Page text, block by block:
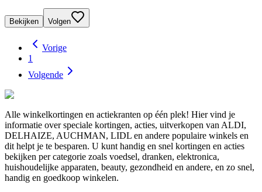
Bekijken Volgen
Vorige
1
Volgende
Alle winkelkortingen en actiekranten op één plek! Hier vind je
informatie over speciale kortingen, acties, uitverkopen van ALDI,
DELHAIZE, AUCHMAN, LIDL en andere populaire winkels en
dit helpt je te besparen. U kunt handig en snel kortingen en acties
bekijken per categorie zoals voedsel, dranken, elektronica,
huishoudelijke apparaten, beauty, gezondheid en andere, en zo snel,
handig en goedkoop winkelen.